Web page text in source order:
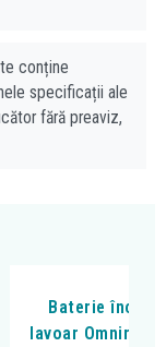
conține
specificații ale
fără preaviz,
Baterie
lavoar Omnires